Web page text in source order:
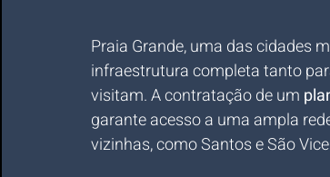
Praia Grande, uma das cidades
infraestrutura completa tanto
visitam. A contratação de um
garante acesso a uma ampla
vizinhas, como Santos e São